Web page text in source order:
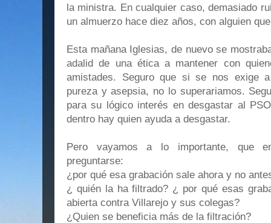
la ministra. En cualquier caso, demasiado
un almuerzo hace diez años, con alguien
Esta mañana Iglesias, de nuevo se
adalid de una ética a mantener con
amistades. Seguro que si se nos exige
pureza y asepsia, no lo superariamos.
para su lógico interés en desgastar al
dentro hay quien ayuda a desgastar.
Pero vayamos a lo importante, que
preguntarse:
¿por qué esa grabación sale ahora y no
¿ quién la ha filtrado? ¿ por qué esas
abierta contra Villarejo y sus colegas?
¿Quien se beneficia más de la filtración?